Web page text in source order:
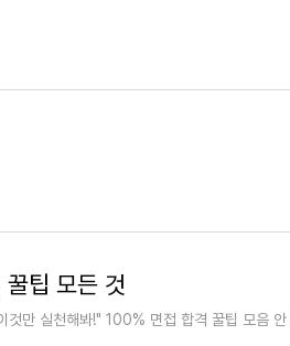
팁 모든 것
만 실천해봐!" 100% 면접 합격 꿀팁 모음 안